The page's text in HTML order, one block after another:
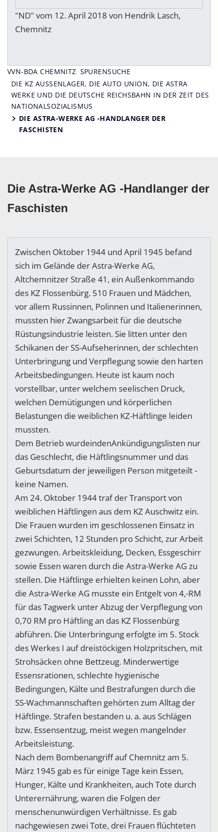
"ND" vom 12. April 2018 von Hendrik Lasch,
Chemnitz
VVN-BDA CHEMNITZ SPURENSUCHE
DIE KZ AUSSENLAGER, DIE AUTO UNION, DIE ASTRA W
ERKE UND DIE DEUTSCHE REICHSBAHN IN DER ZEIT DES N
ATIONALSOZIALISMUS
DIE ASTRA-WERKE AG -HANDLANGER DER
FASCHISTEN
Die Astra-Werke AG -Handlanger der
Faschisten
Zwischen Oktober 1944 und April 1945 befand
sich im Gelände der Astra-Werke AG,
Altchemnitzer Straße 41, ein Außenkommando
des KZ Flossenbürg. 510 Frauen und Mädchen,
vor allem Russinnen, Polinnen und Italienerinnen,
mussten hier Zwangsarbeit für die deutsche
Rüstungsindustrie leisten. Sie litten unter den
Schikanen der SS-Aufseherinnen, der schlechten
Unterbringung und Verpflegung sowie den harten
Arbeitsbedingungen. Heute ist kaum noch
vorstellbar, unter welchem seelischen Druck,
welchen Demütigungen und körperlichen
Belastungen die weiblichen KZ-Häftlinge leiden
mussten.
Dem Betrieb wurdeindenAnkündigungslisten nur
das Geschlecht, die Häftlingsnummer und das
Geburtsdatum der jeweiligen Person mitgeteilt -
keine Namen.
Am 24. Oktober 1944 traf der Transport von
weiblichen Häftlingen aus dem KZ Auschwitz ein.
Die Frauen wurden im geschlossenen Einsatz in
zwei Schichten, 12 Stunden pro Schicht, zur Arbeit
gezwungen. Arbeitskleidung, Decken, Essgeschirr
sowie Essen waren durch die Astra-Werke AG zu
stellen. Die Häftlinge erhielten keinen Lohn, aber
die Astra-Werke AG musste ein Entgelt von 4,-RM
für das Tagwerk unter Abzug der Verpflegung von
0,70 RM pro Häftling an das KZ Flossenbürg
abführen. Die Unterbringung erfolgte im 5. Stock
des Werkes I auf dreistöckigen Holzpritschen, mit
Strohsäcken ohne Bettzeug. Minderwertige
Essensrationen, schlechte hygienische
Bedingungen, Kälte und Bestrafungen durch die
SS-Wachmannschaften gehörten zum Alltag der
Häftlinge. Strafen bestanden u. a. aus Schlägen
bzw. Essensentzug, meist wegen mangelnder
Arbeitsleistung.
Nach dem Bombenangriff auf Chemnitz am 5.
März 1945 gab es für einige Tage kein Essen,
Hunger, Kälte und Krankheiten, auch Tote durch
Unterernährung, waren die Folgen der
menschenunwürdigen Verhältnisse. Es gab
nachgewiesen zwei Tote, drei Frauen flüchteten